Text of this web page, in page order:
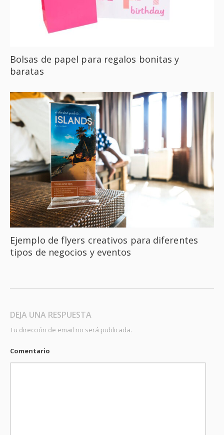
Bolsas de papel para regalos bonitas y
baratas
Ejemplo de flyers creativos para diferentes
tipos de negocios y eventos
DEJA UNA RESPUESTA
Tu dirección de email no será publicada.
Comentario